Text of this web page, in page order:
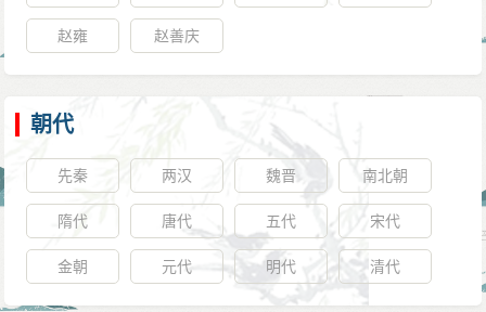
赵雍 赵善庆
朝代
先秦 两汉 魏晋 南北朝
隋代 唐代 五代 宋代
金朝 元代 明代 清代